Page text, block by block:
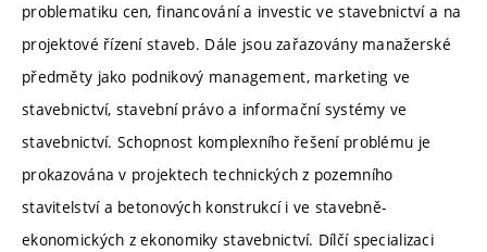
problematiku cen, financování a investic ve stavebnictví a na
projektové řízení staveb. Dále jsou zařazovány manažerské
předměty jako podnikový management, marketing ve
stavebnictví, stavební právo a informační systémy ve
stavebnictví. Schopnost komplexního řešení problému je
prokazována v projektech technických z pozemního
stavitelství a betonových konstrukcí i ve stavebně-
ekonomických z ekonomiky stavebnictví. Dílčí specializaci